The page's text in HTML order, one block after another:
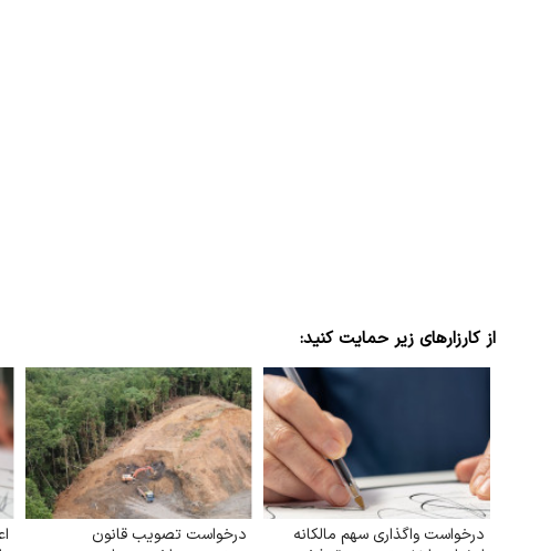
از کارزارهای زیر حمایت کنید:
درخواست واگذاری سهم مالکانه
درخواست تصویب قانون